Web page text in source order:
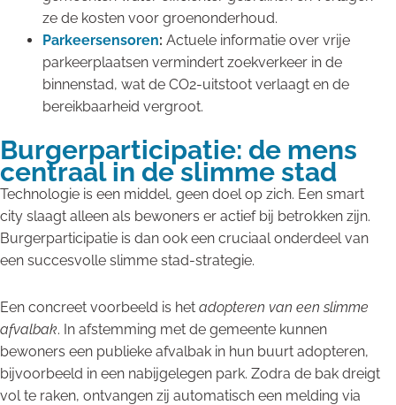
ze de kosten voor groenonderhoud.
Parkeersensoren: Actuele informatie over vrije
parkeerplaatsen vermindert zoekverkeer in de
binnenstad, wat de CO2-uitstoot verlaagt en de
bereikbaarheid vergroot.
Burgerparticipatie: de mens
centraal in de slimme stad
Technologie is een middel, geen doel op zich. Een smart
city slaagt alleen als bewoners er actief bij betrokken zijn.
Burgerparticipatie is dan ook een cruciaal onderdeel van
een succesvolle slimme stad-strategie.
Een concreet voorbeeld is het adopteren van een slimme
afvalbak. In afstemming met de gemeente kunnen
bewoners een publieke afvalbak in hun buurt adopteren,
bijvoorbeeld in een nabijgelegen park. Zodra de bak dreigt
vol te raken, ontvangen zij automatisch een melding via